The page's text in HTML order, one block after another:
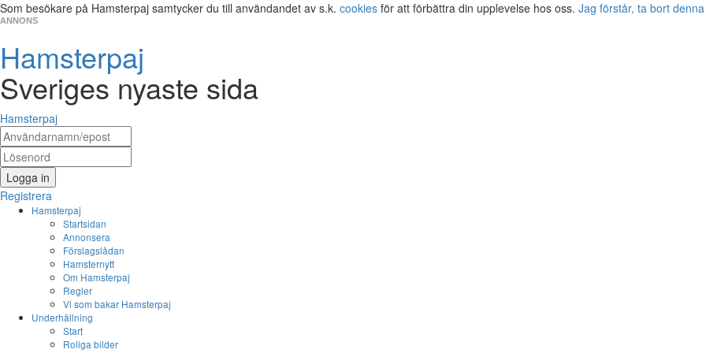
Som besökare på Hamsterpaj samtycker du till användandet av s.k. cookies för att förbättra din upplevelse hos oss. Jag förstår, ta bort
ANNONS
Hamsterpaj
Sveriges nyaste sida
Hamsterpaj
Logga in
Registrera
Hamsterpaj
Startsidan
Annonsera
Förslagslådan
Hamsternytt
Om Hamsterpaj
Regler
Vi som bakar Hamsterpaj
Underhållning
Start
Roliga bilder